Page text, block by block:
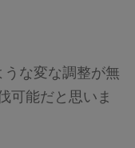
な変な調整が無
可能だと思いま